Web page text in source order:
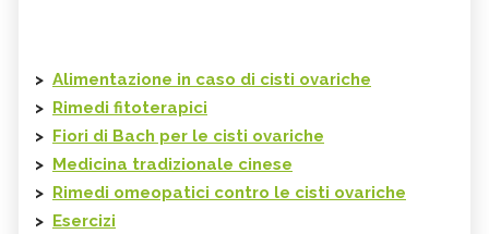
> Alimentazione in caso di cisti ovariche
> Rimedi fitoterapici
> Fiori di Bach per le cisti ovariche
> Medicina tradizionale cinese
> Rimedi omeopatici contro le cisti ovariche
> Esercizi